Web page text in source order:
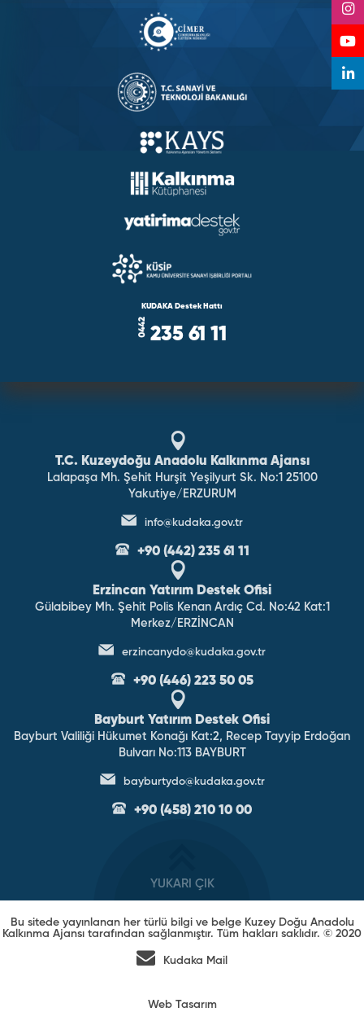
KUDAKA Destek Hattı
235 61 11
T.C. Kuzeydoğu Anadolu Kalkınma Ajansı
Lalapaşa Mh. Şehit Hurşit Yeşilyurt Sk. No:1 25100
Yakutiye/ERZURUM
info@kudaka.gov.tr
+90 (442) 235 61 11
Erzincan Yatırım Destek Ofisi
Gülabibey Mh. Şehit Polis Kenan Ardıç Cd. No:42 Kat:1
Merkez/ERZİNCAN
erzincanydo@kudaka.gov.tr
+90 (446) 223 50 05
Bayburt Yatırım Destek Ofisi
Bayburt Valiliği Hükumet Konağı Kat:2, Recep Tayyip Erdoğan
Bulvarı No:113 BAYBURT
bayburtydo@kudaka.gov.tr
+90 (458) 210 10 00
YUKARI ÇIK
Bu sitede yayınlanan her türlü bilgi ve belge Kuzey Doğu Anadolu
Kalkınma Ajansı tarafından sağlanmıştır. Tüm hakları saklıdır. © 2020
Kudaka Mail
Web Tasarım